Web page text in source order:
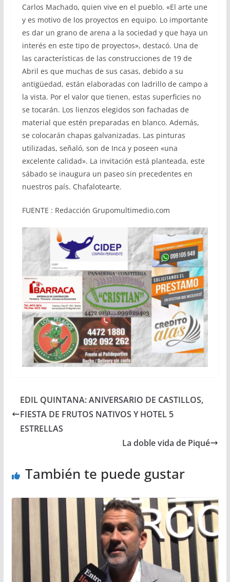
Carlos Machado, quien vive en el pueblo. «El arte une
y es motivo de los proyectos en equipo. Lo importante
es dar un grano de arena a la sociedad y que haya un
interés en este tipo de proyectos», destacó. Una de
las características de las construcciones de 19 de
Abril es que muchas de sus casas, debido a su
antigüedad, están elaboradas con ladrillo de campo a
la vista. Por el valor que tienen, estas superficies no
se tocarán. Los lienzos elegidos son fachadas de
material que estén preparadas en blanco. Además,
se colocarán chapas galvanizadas. Las pinturas
utilizadas, señaló, son de Inca y poseen «una
excelente calidad». La invitación está planteada, este
sábado se inaugura un paseo sin precedentes en
nuestros país. Chafalotearte.
FUENTE : Redacción Grupomultimedio.com
EDIL QUINTANA: ANIVERSARIO DE CASTILLOS,
FIESTA DE FRUTOS NATIVOS Y HOTEL 5
ESTRELLAS
La doble vida de Piqué
También te puede gustar